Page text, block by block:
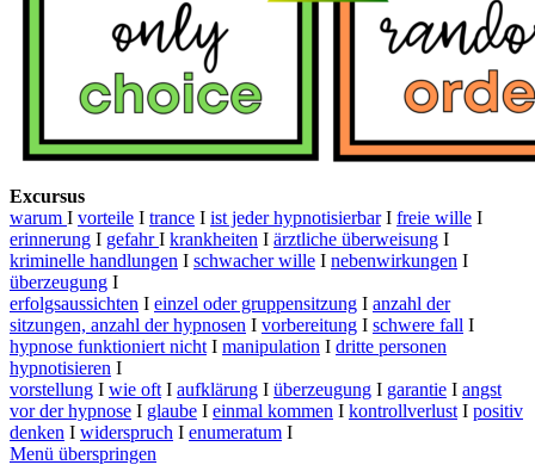
Excursus
warum I vorteile I trance I ist jeder hypnotisierbarI freie wille I
erinnerung I gefahrI krankheiten I ärztliche überweisung I
kriminelle handlungen I schwacher wille I nebenwirkungen I
überzeugung I
erfolgsaussichten I einzel oder gruppensitzung I anzahl der
sitzungen, anzahl der hypnosen I vorbereitung I schwere fall I
hypnose funktioniert nicht I manipulation I dritte personen
hypnotisieren I
vorstellung I wie oft I aufklärung I überzeugung I garantie I angst
vor der hypnose I glaube I einmal kommen I kontrollverlust I positiv
denken I widerspruch I enumeratum I
Menü überspringen